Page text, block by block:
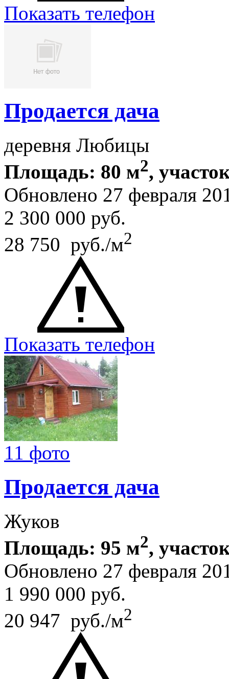
Показать телефон
Продается дача
деревня Любицы
Площадь: 80 м2,
Обновлено 27 февраля
2 300 000 руб.
28 750 руб./м2
Показать телефон
11 фото
Продается дача
Жуков
Площадь: 95 м2,
Обновлено 27 февраля
1 990 000 руб.
20 947 руб./м2